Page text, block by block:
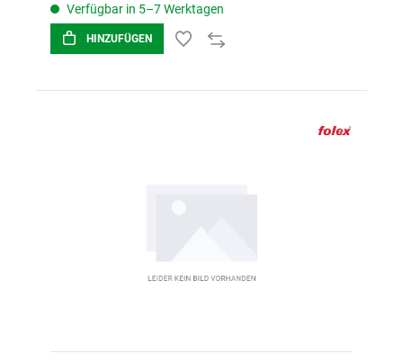
Verfügbar in 5–7 Werktagen
HINZUFÜGEN